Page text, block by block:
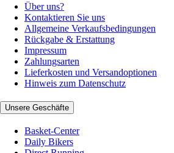
Über uns?
Kontaktieren Sie uns
Allgemeine Verkaufsbedingungen
Rückgabe & Erstattung
Impressum
Zahlungsarten
Lieferkosten und Versandoptionen
Hinweis zum Datenschutz
Unsere Geschäfte
Basket-Center
Daily Bikers